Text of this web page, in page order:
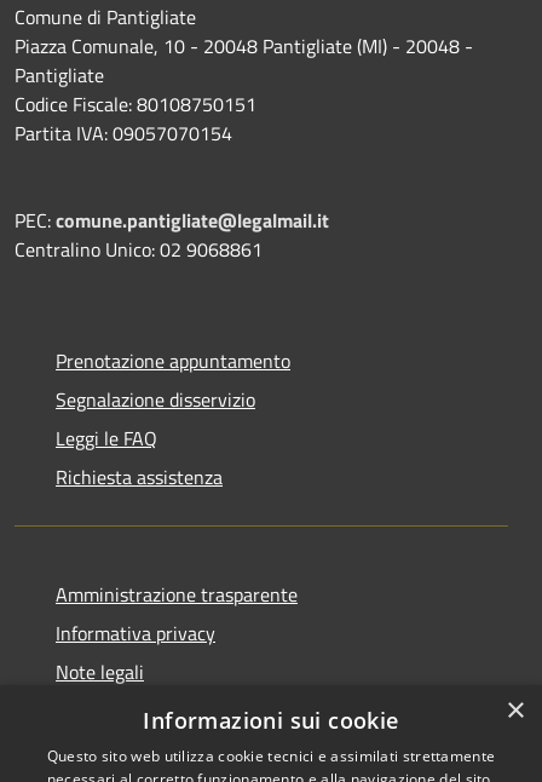
Comune di Pantigliate
Piazza Comunale, 10 - 20048 Pantigliate (MI) - 20048 -
Pantigliate
Codice Fiscale: 80108750151
Partita IVA: 09057070154
PEC:comune.pantigliate@legalmail.it
Centralino Unico: 02 9068861
Prenotazione appuntamento
Segnalazione disservizio
Leggi le FAQ
Richiesta assistenza
Amministrazione trasparente
Informativa privacy
Note legali
Dichiarazione di accessibilità
×
Informazioni sui cookie
Questo sito web utilizza cookie tecnici e assimilati strettamente